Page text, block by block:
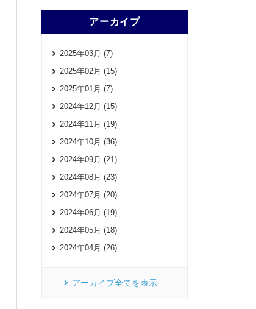
アーカイブ
2025年03月 (7)
2025年02月 (15)
2025年01月 (7)
2024年12月 (15)
2024年11月 (19)
2024年10月 (36)
2024年09月 (21)
2024年08月 (23)
2024年07月 (20)
2024年06月 (19)
2024年05月 (18)
2024年04月 (26)
アーカイブ全てを表示